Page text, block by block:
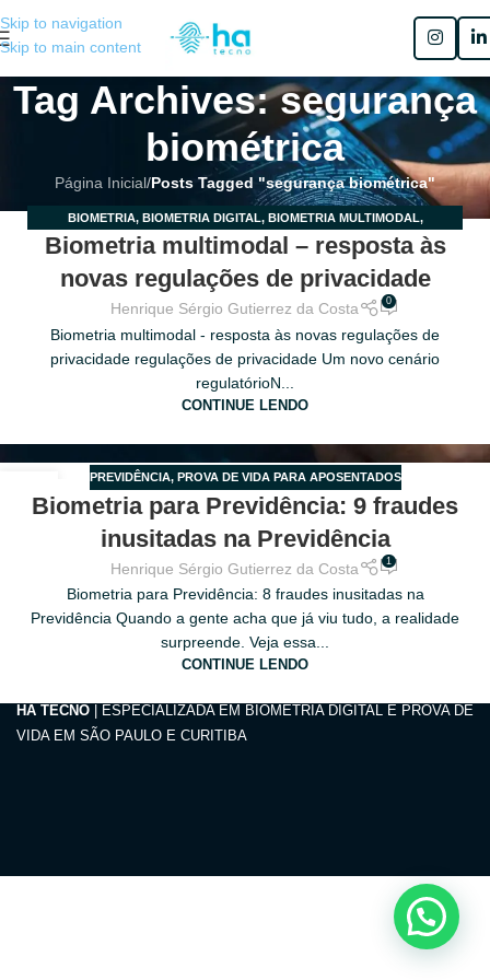
Skip to navigation
Skip to main content
Tag Archives: segurança
biométrica
Página Inicial/Posts Tagged "segurança biométrica"
21 BIOMETRIA, BIOMETRIA DIGITAL, BIOMETRIA MULTIMODAL,
MULTIBIOMETRIA
Biometria multimodal – resposta às
novas regulações de privacidade
Henrique Sérgio Gutierrez da Costa 0
Biometria multimodal - resposta às novas regulações de
privacidade regulações de privacidade Um novo cenário
regulatórioN...
CONTINUE LENDO
FEV
PREVIDÊNCIA, PROVA DE VIDA PARA APOSENTADOS
Biometria para Previdência: 9 fraudes
inusitadas na Previdência
Henrique Sérgio Gutierrez da Costa 1
Biometria para Previdência: 8 fraudes inusitadas na
Previdência Quando a gente acha que já viu tudo, a realidade
surpreende. Veja essa...
CONTINUE LENDO
HA TECNO | ESPECIALIZADA EM BIOMETRIA DIGITAL E PROVA DE
VIDA EM SÃO PAULO E CURITIBA